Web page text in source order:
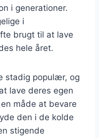
i generationer.
i
brugt til at lave
hele året.
stadig populær, og
lave deres egen
måde at bevare
den i de kolde
stigende